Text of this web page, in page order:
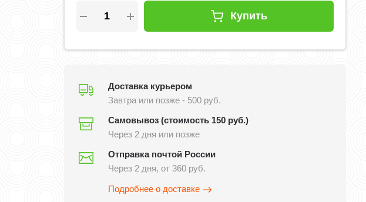
Купить
Доставка курьером
Завтра или позже - 500 руб.
Самовывоз (стоимость 150 руб.)
Через 2 дня или позже
Отправка почтой России
Через 2 дня, от 360 руб.
Подробнее о доставке